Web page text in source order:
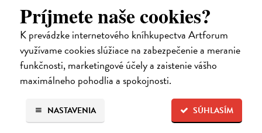
Príjmete naše cookies?
K prevádzke internetového kníhkupectva Artforum
využívame cookies slúžiace na zabezpečenie a meranie
funkčnosti, marketingové účely a zaistenie vášho
maximálneho pohodlia a spokojnosti.
SÚHLASÍM
NASTAVENIA
Rieka času
Mercier Pascal
| Kniha
Pascal Mercier bol vždy majstrom filozofického rozprávania. Romány
Nočný vlak do Lisabonu či Váha slov podnietili milióny čitateľov k
zamysleniu sa nad veľkými témami, ako sú identita, sloboda, čas či…
Na sklade ?